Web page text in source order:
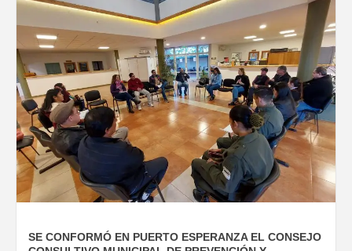
SE CONFORMÓ EN PUERTO ESPERANZA EL CONSEJO